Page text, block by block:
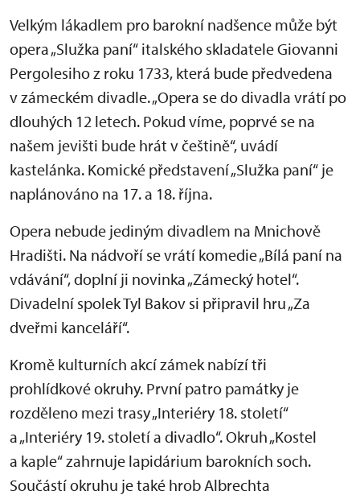
Velkým lákadlem pro barokní nadšence může být
opera „Služka paní“ italského skladatele Giovanni
Pergolesiho z roku 1733, která bude předvedena
v zámeckém divadle. „Opera se do divadla vrátí po
dlouhých 12 letech. Pokud víme, poprvé se na
našem jevišti bude hrát v češtině“, uvádí
kastelánka. Komické představení „Služka paní“ je
naplánováno na 17. a 18. října.
Opera nebude jediným divadlem na Mnichově
Hradišti. Na nádvoří se vrátí komedie „Bílá paní na
vdávání“, doplní ji novinka „Zámecký hotel“.
Divadelní spolek Tyl Bakov si připravil hru „Za
dveřmi kanceláří“.
Kromě kulturních akcí zámek nabízí tři
prohlídkové okruhy. První patro památky je
rozděleno mezi trasy „Interiéry 18. století“
a „Interiéry 19. století a divadlo“. Okruh „Kostel
a kaple“ zahrnuje lapidárium barokních soch.
Součástí okruhu je také hrob Albrechta